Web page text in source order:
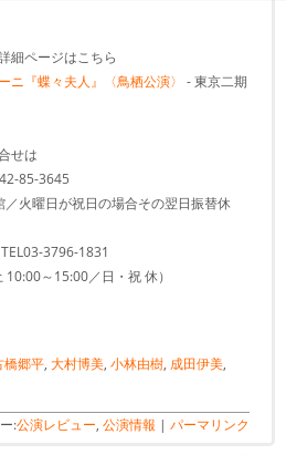
細ページはこちら
ニ『蝶々夫人』〈鳥栖公演〉 - 東京二期
せは
85-3645
火曜日が祝日の場合その翌日振替休
TEL03-3796-1831
10:00～15:00／日・祝 休）
橋郷平, 大村博美, 小林由樹, 成田伊美,
:公演レビュー, 公演情報 | パーマリンク